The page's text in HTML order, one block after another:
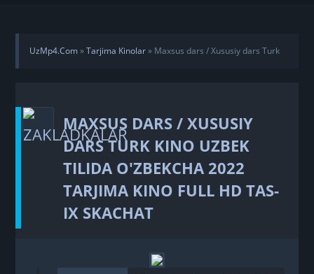
UzMp4.Com»Tarjima Kinolar» Maxsus dars / Xususiy dars Turk
skachat
MAXSUS DARS / XUSUSIY
DARS TURK KINO UZBEK
TILIDA O'ZBEKCHA 2022
TARJIMA KINO FULL HD TAS-
IX SKACHAT